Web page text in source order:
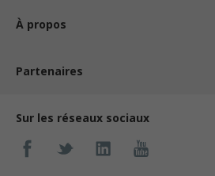
À propos
Partenaires
Sur les réseaux sociaux